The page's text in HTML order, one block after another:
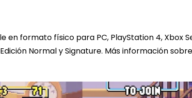
en formato físico para PC, PlayStation 4, Xbox
Normal y Signature. Más información